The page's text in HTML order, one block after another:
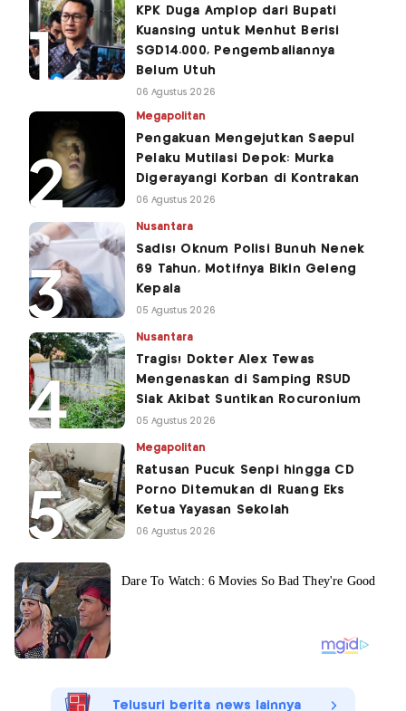
KPK Duga Amplop dari Bupati
Kuansing untuk Menhut Berisi
SGD14.000, Pengembaliannya
Belum Utuh
06 Agustus 2026
Megapolitan
Pengakuan Mengejutkan Saepul
Pelaku Mutilasi Depok: Murka
Digerayangi Korban di Kontrakan
06 Agustus 2026
Nusantara
Sadis! Oknum Polisi Bunuh Nenek
69 Tahun, Motifnya Bikin Geleng
Kepala
05 Agustus 2026
Nusantara
Tragis! Dokter Alex Tewas
Mengenaskan di Samping RSUD
Siak Akibat Suntikan Rocuronium
05 Agustus 2026
Megapolitan
Ratusan Pucuk Senpi hingga CD
Porno Ditemukan di Ruang Eks
Ketua Yayasan Sekolah
06 Agustus 2026
Telusuri berita news lainnya